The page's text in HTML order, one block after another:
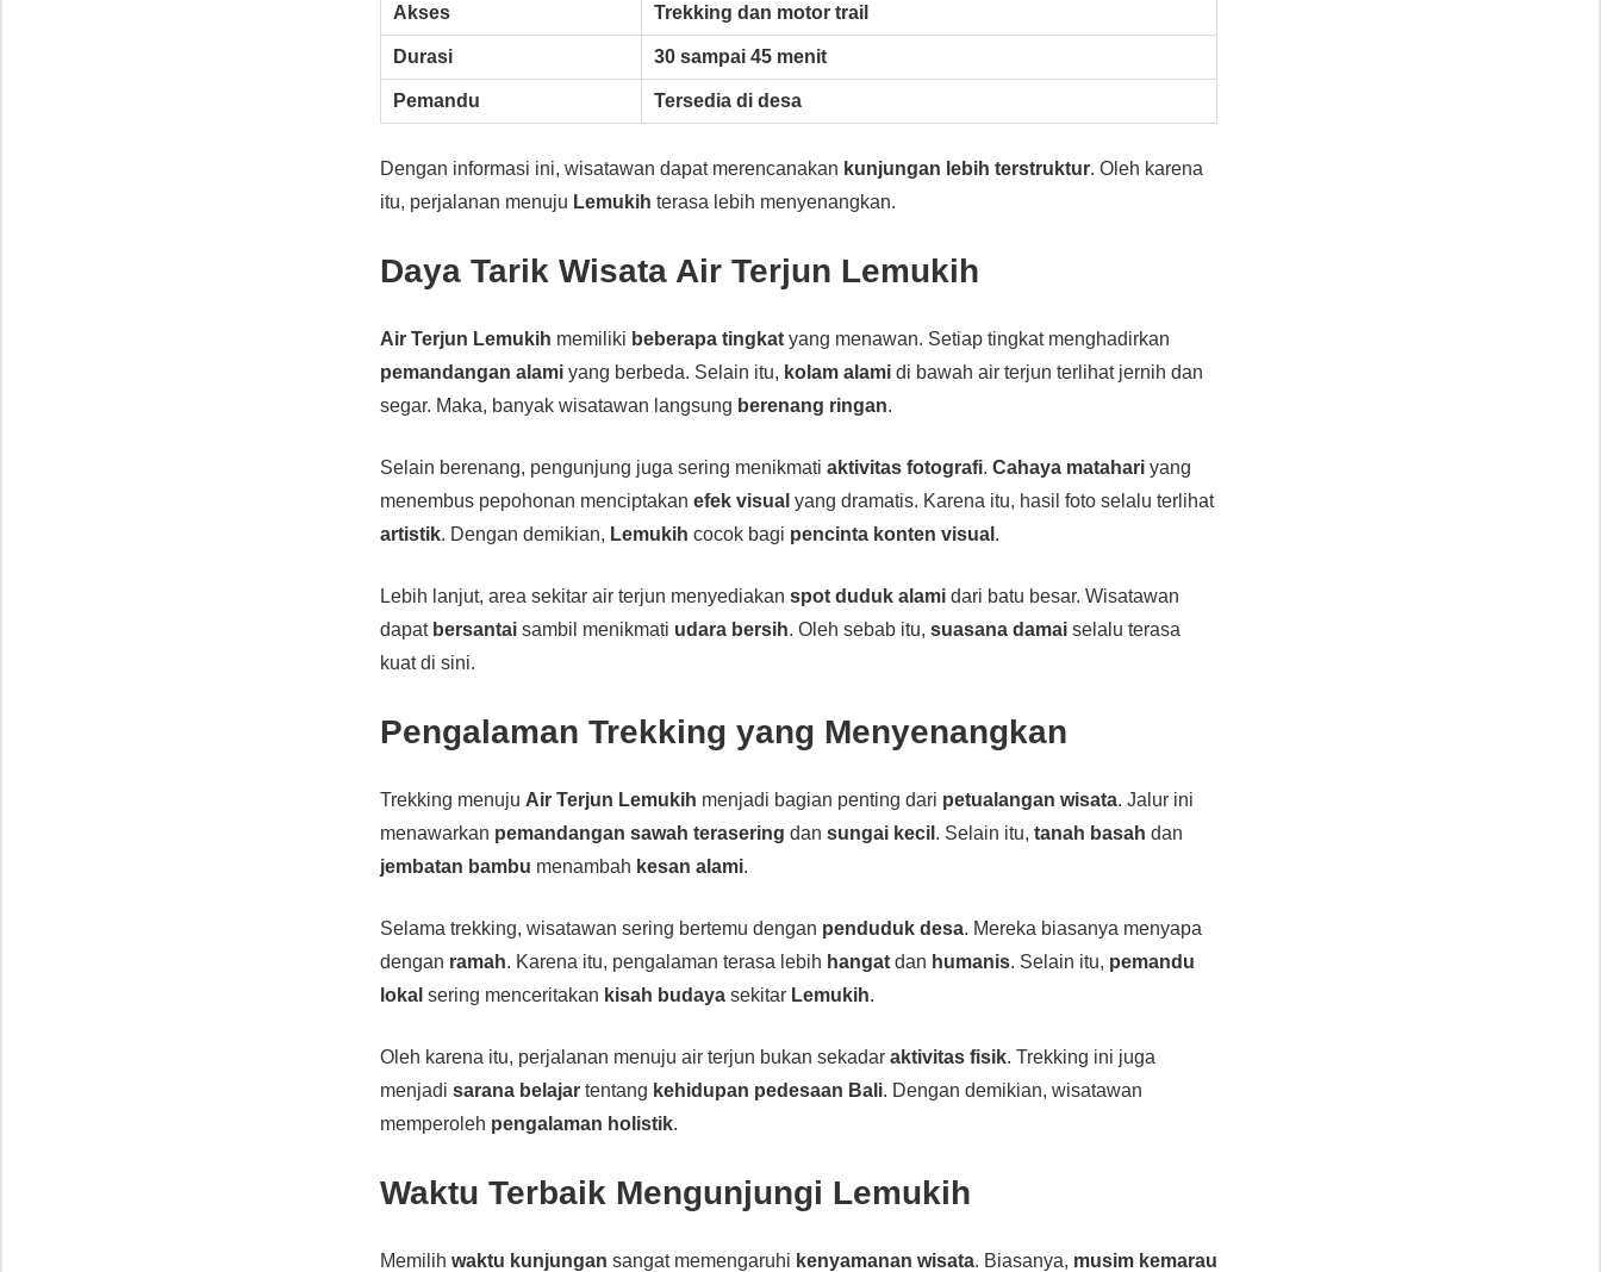
Akses Trekking dan motor trail
Durasi 30 sampai 45 menit
Pemandu Tersedia di desa
Dengan informasi ini, wisatawan dapat merencanakan kunjungan lebih terstruktur. Oleh karena
itu, perjalanan menuju Lemukih terasa lebih menyenangkan.
Daya Tarik Wisata Air Terjun Lemukih
Air Terjun Lemukih memiliki beberapa tingkat yang menawan. Setiap tingkat menghadirkan
pemandangan alami yang berbeda. Selain itu, kolam alami di bawah air terjun terlihat jernih dan
segar. Maka, banyak wisatawan langsung berenang ringan.
Selain berenang, pengunjung juga sering menikmatiaktivitas fotografi.Cahaya matahari yang
menembus pepohonan menciptakanefek visual yang dramatis. Karena itu, hasil foto selalu terlihat
artistik. Dengan demikian, Lemukih cocok bagi pencinta konten visual .
Lebih lanjut, area sekitar air terjun menyediakanspot duduk alami dari batu besar. Wisatawan
dapat bersantai sambil menikmati udara bersih. Oleh sebab itu,suasana damai selalu terasa
kuat di sini.
Pengalaman Trekking yang Menyenangkan
Trekking menuju Air Terjun Lemukih menjadi bagian penting dari petualangan wisata. Jalur ini
menawarkan pemandangan sawah terasering dansungai kecil . Selain itu,tanah basah dan
jembatan bambu menambah kesan alami.
Selama trekking, wisatawan sering bertemu dengan penduduk desa. Mereka biasanya menyapa
dengan ramah. Karena itu, pengalaman terasa lebih hangat dan humanis. Selain itu, pemandu
lokal sering menceritakan kisah budaya sekitar Lemukih.
Oleh karena itu, perjalanan menuju air terjun bukan sekadaraktivitas fisik. Trekking ini juga
menjadisarana belajar tentang kehidupan pedesaan Bali. Dengan demikian, wisatawan
memperoleh pengalaman holistik.
Waktu Terbaik Mengunjungi Lemukih
Memilihwaktu kunjungan sangat memengaruhi kenyamanan wisata. Biasanya, musim kemarau